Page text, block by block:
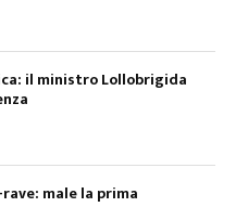
il ministro Lollobrigida
male la prima